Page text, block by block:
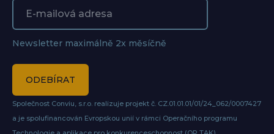
Newsletter maximálně 2x měsíčně
ODEBÍRAT
Společnost Conviu, s.r.o. realizuje projekt č. CZ.01.01.01/01/24_062/0007427
a je spolufinancován Evropskou unií v rámci Operačního programu